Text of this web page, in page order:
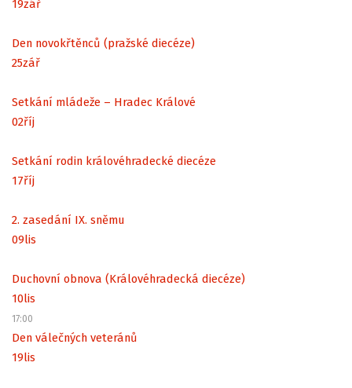
19zář
Den novokřtěnců (pražské diecéze)
25zář
Setkání mládeže – Hradec Králové
02říj
Setkání rodin královéhradecké diecéze
17říj
2. zasedání IX. sněmu
09lis
Duchovní obnova (Královéhradecká diecéze)
10lis
17:00
Den válečných veteránů
19lis